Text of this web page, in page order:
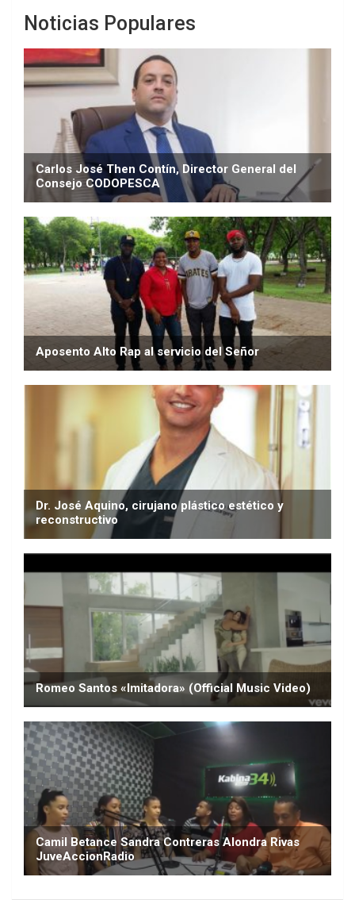
Noticias Populares